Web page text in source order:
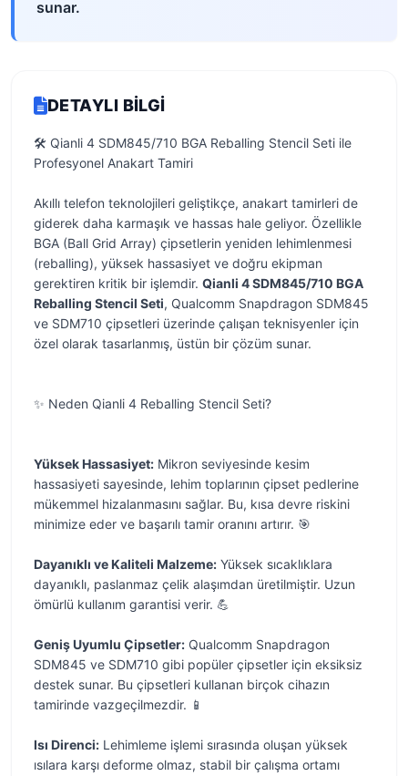
sunar.
DETAYLI BILGI
🛠️ Qianli 4 SDM845/710 BGA Reballing Stencil Seti ile
Profesyonel Anakart Tamiri
Akıllı telefon teknolojileri geliştikçe, anakart tamirleri de
giderek daha karmaşık ve hassas hale geliyor. Özellikle
BGA (Ball Grid Array) çipsetlerin yeniden lehimlenmesi
(reballing), yüksek hassasiyet ve doğru ekipman
gerektiren kritik bir işlemdir. Qianli 4 SDM845/710 BGA
Reballing Stencil Seti, Qualcomm Snapdragon SDM845
ve SDM710 çipsetleri üzerinde çalışan teknisyenler için
özel olarak tasarlanmış, üstün bir çözüm sunar.
✨ Neden Qianli 4 Reballing Stencil Seti?
Yüksek Hassasiyet: Mikron seviyesinde kesim
hassasiyeti sayesinde, lehim toplarının çipset pedlerine
mükemmel hizalanmasını sağlar. Bu, kısa devre riskini
minimize eder ve başarılı tamir oranını artırır. 🎯
Dayanıklı ve Kaliteli Malzeme: Yüksek sıcaklıklara
dayanıklı, paslanmaz çelik alaşımdan üretilmiştir. Uzun
ömürlü kullanım garantisi verir. 💪
Geniş Uyumlu Çipsetler: Qualcomm Snapdragon
SDM845 ve SDM710 gibi popüler çipsetler için eksiksiz
destek sunar. Bu çipsetleri kullanan birçok cihazın
tamirinde vazgeçilmezdir. 📱
Isı Direnci: Lehimleme işlemi sırasında oluşan yüksek
ısılara karşı deforme olmaz, stabil bir çalışma ortamı